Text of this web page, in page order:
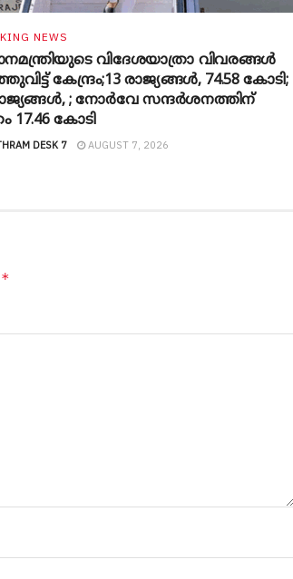
NEWS
വിദേശയാത്രാ വിവരങ്ങൾ
കേന്ദ്രം;13 രാജ്യങ്ങൾ, 74.58 കോടി;
; നോർവേ സന്ദർശനത്തിന്
17.46 കോടി
DESK 7 AUGUST 7, 2026
*